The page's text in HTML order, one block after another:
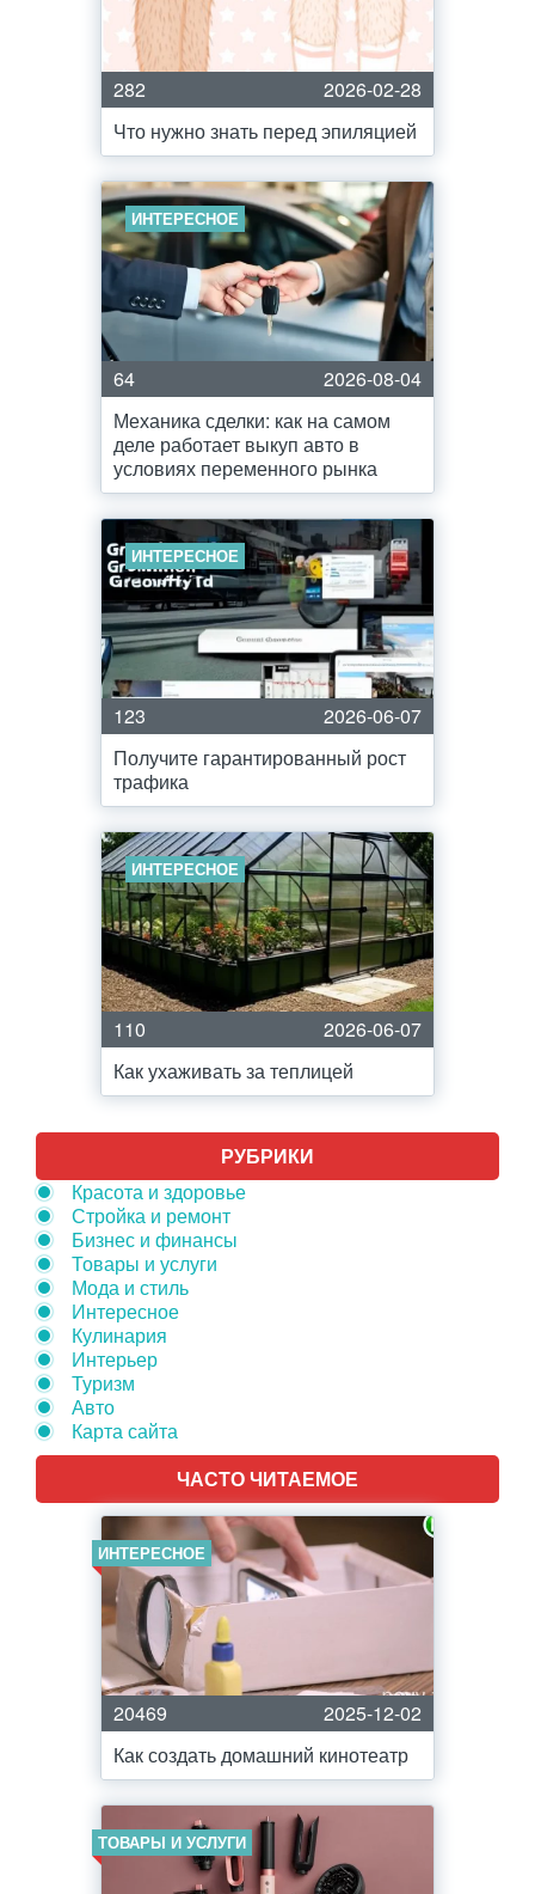
282
2026-02-28
Что нужно знать перед эпиляцией
ИНТЕРЕСНОЕ
64
2026-08-04
Механика сделки: как на самом
деле работает выкуп авто в
условиях переменного рынка
ИНТЕРЕСНОЕ
123
2026-06-07
Получите гарантированный рост
трафика
ИНТЕРЕСНОЕ
110
2026-06-07
Как ухаживать за теплицей
РУБРИКИ
Красота и здоровье
Стройка и ремонт
Бизнес и финансы
Товары и услуги
Мода и стиль
Интересное
Кулинария
Интерьер
Туризм
Авто
Карта сайта
ЧАСТО ЧИТАЕМОЕ
ИНТЕРЕСНОЕ
20469
2025-12-02
Как создать домашний кинотеатр
ТОВАРЫ И УСЛУГИ